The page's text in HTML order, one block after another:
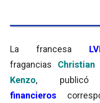
La francesa
fragancias Christian
Kenzo,
financieros